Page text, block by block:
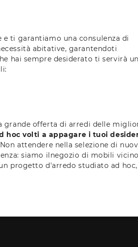
ti garantiamo una consulenza di
abitative, garantendoti
hai sempre desiderato ti servirà un
grande offerta di arredi delle
hoc volti a appagare i tuoi
attendere nella selezione di
siamo ilnegozio di mobili
progetto d'arredo studiato ad hoc,